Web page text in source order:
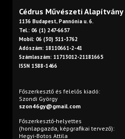
Cédrus Művészeti Alapítvány
1136 Budapest, Pannónia u. 6.
Tel.: 06 (1) 247-6657
Mobil: 06 (30) 511-3762
Adószám: 18110661-2-41
Számlaszám: 11713012-21181665
ISSN 1588-1466
Főszerkesztő és felelős kiadó:
Szondi György
szon46gy@gmail.com
Főszerkesztő-helyettes
(honlapgazda, képgrafikai tervező):
Hegyi-Botos Attila